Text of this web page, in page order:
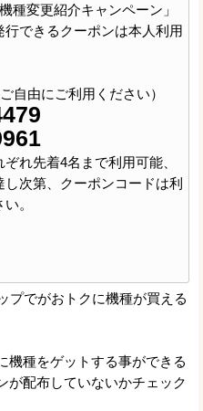
種変更紹介キャンペーン」
できるクーポンは本人利用
自由にご利用ください）
れ先着4名まで利用可能、
次第、クーポンコードは利
。
プでがおトクに機種が買える
機種をゲットする事ができる
が配布していないかチェック